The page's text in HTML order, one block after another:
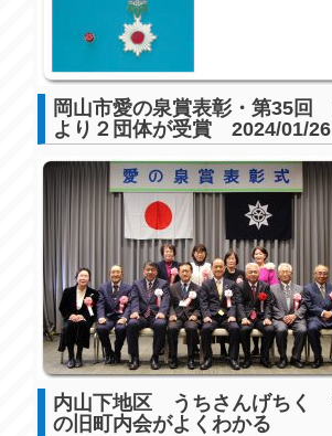
岡山市愛の泉賞表彰・第35回
より２団体が受賞 2024/01/26
内山下地区 うちさんげちく
の旧町内会がよくわかる